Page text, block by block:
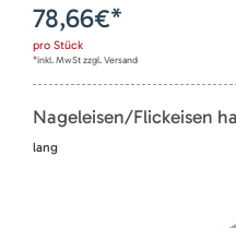
78,66€*
pro Stück
*inkl. MwSt zzgl. Versand
Nageleisen/Flickeisen
lang